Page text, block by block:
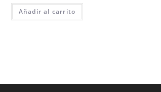
Añadir al carrito